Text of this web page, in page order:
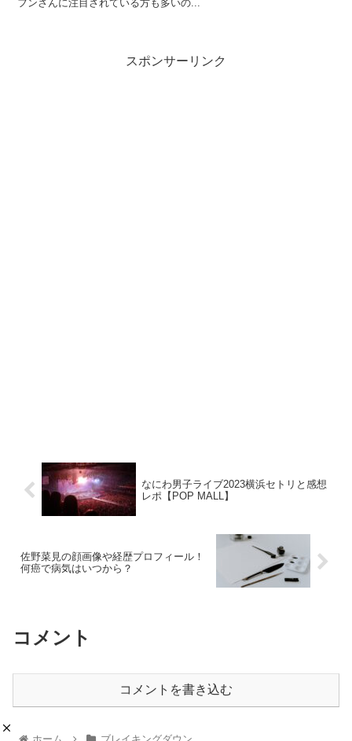
フンさんに注目されている方も多いの...
スポンサーリンク
なにわ男子ライブ2023横浜セトリと感想
レポ【POP MALL】
佐野菜見の顔画像や経歴プロフィール！
何癌で病気はいつから？
コメント
コメントを書き込む